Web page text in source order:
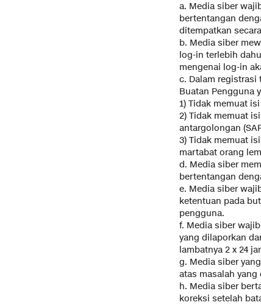
a. Media siber
bertentangan
ditempatkan
b. Media siber
log-in terlebih
mengenai log-in
c. Dalam
Buatan Pengguna
1) Tidak memuat
2) Tidak memuat
antargolongan
3) Tidak memuat
martabat orang
d. Media siber
bertentangan
e. Media siber
ketentuan pada
pengguna.
f. Media siber
yang dilaporkan
lambatnya 2 x 24
g. Media siber
atas masalah
h. Media siber
koreksi setelah